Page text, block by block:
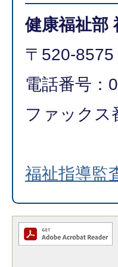
健康福祉部
〒520-
電話番号：
ファックス
福祉指導監